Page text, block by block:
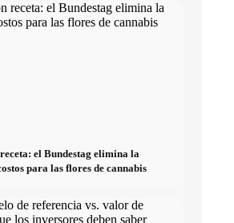
el Bundestag elimina la
para las flores de cannabis